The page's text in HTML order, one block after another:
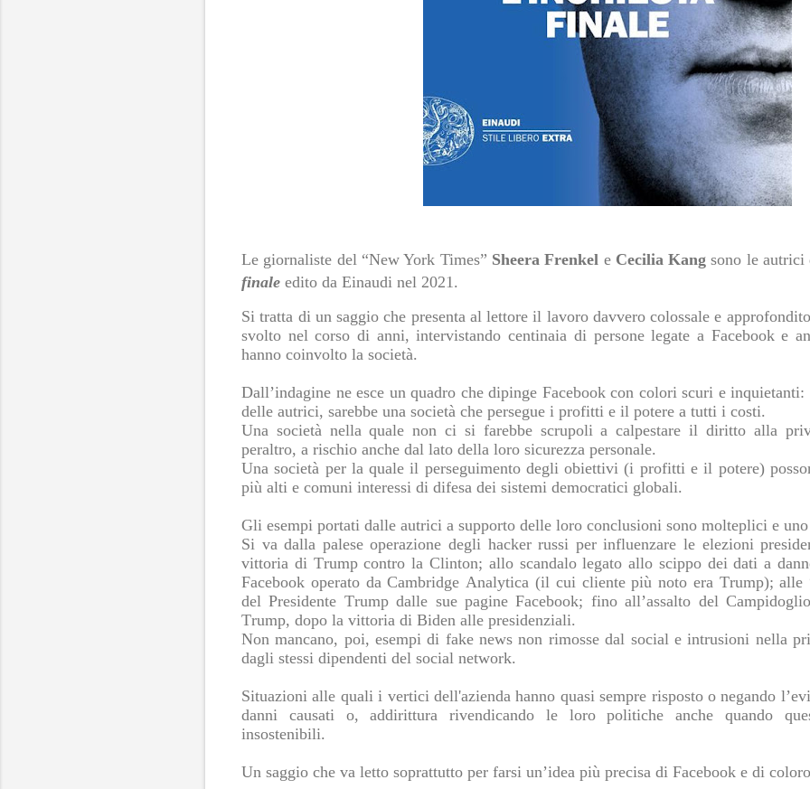
Le giornaliste del “New York Times” Sheera Frenkel e Cecilia Kangsono le autrici
finale edito da Einaudi nel 2021.
Si tratta di un saggio che presenta al lettore il lavoro davvero colossale e
svolto nel corso di anni, intervistando centinaia di persone legate a Facebook e
hanno coinvolto la società.
Dall’indagine ne esce un quadro che dipinge Facebook con colori scuri e
delle autrici, sarebbe una società che persegue i profitti e il potere a tutti i costi.
Una società nella quale non ci si farebbe scrupoli a calpestare il diritto alla
peraltro, a rischio anche dal lato della loro sicurezza personale.
Una società per la quale il perseguimento degli obiettivi (i profitti e il potere)
più alti e comuni interessi di difesa dei sistemi democratici globali.
Gli esempi portati dalle autrici a supporto delle loro conclusioni sono molteplici e
Si va dalla palese operazione degli hacker russi per influenzare le elezioni
vittoria di Trump contro la Clinton; allo scandalo legato allo scippo dei dati a
Facebook operato da Cambridge Analytica (il cui cliente più noto era Trump); alle
del Presidente Trump dalle sue pagine Facebook; fino all’assalto del
Trump, dopo la vittoria di Biden alle presidenziali.
Non mancano, poi, esempi di fake news non rimosse dal social e intrusioni nella
dagli stessi dipendenti del social network.
Situazioni alle quali i vertici dell'azienda hanno quasi sempre risposto o negando
danni causati o, addirittura rivendicando le loro politiche anche quando
insostenibili.
Un saggio che va letto soprattutto per farsi un’idea più precisa di Facebook e di